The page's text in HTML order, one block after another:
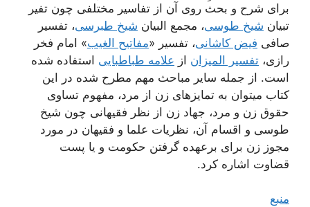
برای شرح و بحث روی آن از تفاسیر مختلفی چون تفیر
تبیانشیخ طوسی، مجمع البیانشیخ طبرسی ، تفسیر
صافیفیض کاشانی، تفسیر «مفاتیح الغیب» امام فخر
رازی،تفسیر المیزانازعلامه طباطباییاستفاده شده
است. از جمله سایر مباحث مهم مطرح شده در این
کتاب میتوان به تمایزهای زن از مرد، مفهوم تساوی
حقوق زن و مرد، جهاد زن از نظر فقیهانی چون شیخ
طوسی و اقسام آن، نظریات علما و فقیهان در مورد
مجوز زن برای برعهده گرفتن حکومت و یا پست
قضاوت اشاره کرد.